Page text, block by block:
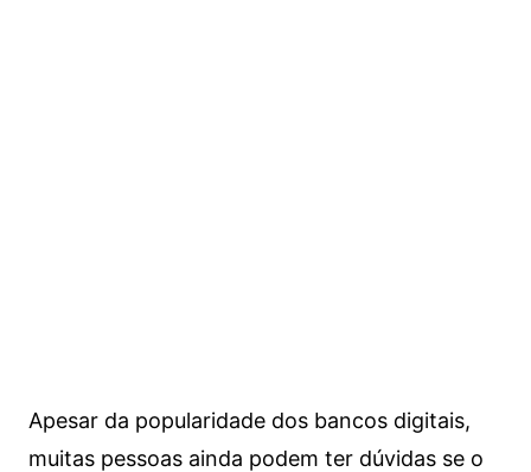
Apesar da popularidade dos bancos digitais,
muitas pessoas ainda podem ter dúvidas se o